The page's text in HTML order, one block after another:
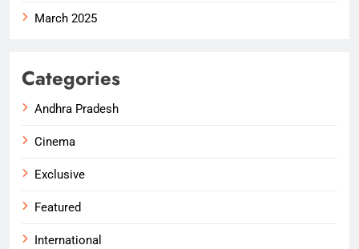
March 2025
Categories
Andhra Pradesh
Cinema
Exclusive
Featured
International